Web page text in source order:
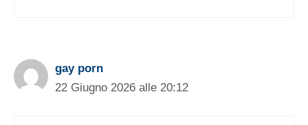
gay porn
22 Giugno 2026 alle 20:12